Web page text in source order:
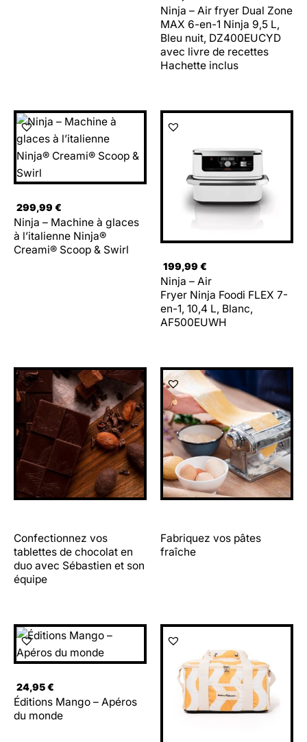
Ninja – Air fryer Dual Zone
MAX 6-en-1 Ninja 9,5 L,
Bleu nuit, DZ400EUCYD
avec livre de recettes
Hachette inclus
299,99 €
Ninja – Machine à glaces
à l’italienne Ninja®
Creami® Scoop & Swirl​
199,99 €
Ninja – Air
Fryer Ninja Foodi FLEX 7-
en-1, 10,4 L, Blanc,
AF500EUWH
Confectionnez vos
tablettes de chocolat en
duo avec Sébastien et son
équipe
Fabriquez vos pâtes
fraîche
24,95€
Éditions Mango – Apéros
du monde